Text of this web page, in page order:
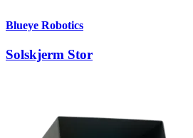
Blueye Robotics
Solskjerm Stor